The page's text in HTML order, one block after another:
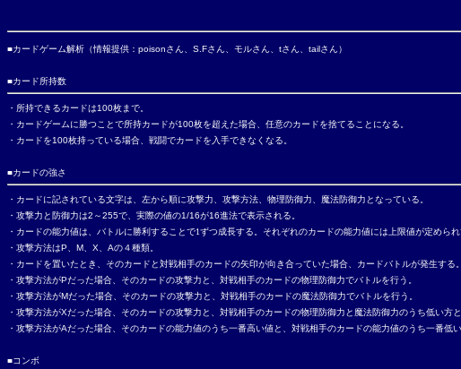
■カードゲーム解析（情報提供： poisonさん、 S.Fさん、モルさん、 tさん、 tailさん）
■カード所持数
・所持できるカードは100枚まで。
・カードゲームに勝つことで所持カードが100枚を超えた場合、任意のカードを捨てることになる。
・カードを100枚持っている場合、戦闘でカードを入手できなくなる。
■カードの強さ
・カードに記されている文字は、左から順に攻撃力、攻撃方法、物理防御力、魔法防御力となっている。
・攻撃力と防御力は2 ～255で、実際の値の1/16が16進法で表示される。
・カードの能力値は、バトルに勝利することで1ずつ成長する。それぞれのカードの能力値には上限値が定められ
・攻撃方法はP M X Aの４種類。
・カードを置いたとき、そのカードと対戦相手のカードの矢印が向き合っていた場合、カードバトルが発生する。
・攻撃方法がPだった場合、そのカードの攻撃力と、対戦相手のカードの物理防御力でバトルを行う。
・攻撃方法がMだった場合、そのカードの攻撃力と、対戦相手のカードの魔法防御力でバトルを行う。
・攻撃方法がXだった場合、そのカードの攻撃力と、対戦相手のカードの物理防御力と魔法防御力のうち低い方と
・攻撃方法がAだった場合、そのカードの能力値のうち一番高い値と、対戦相手のカードの能力値のうち一番低
■コンボ